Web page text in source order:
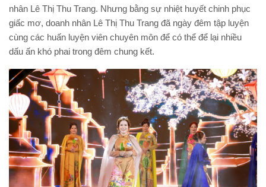
nhân Lê Thị Thu Trang. Nhưng bằng sự nhiệt huyết chinh phục
giấc mơ, doanh nhân Lê Thị Thu Trang đã ngày đêm tập luyện
cùng các huấn luyện viên chuyên môn để có thể để lại nhiều
dấu ấn khó phai trong đêm chung kết.